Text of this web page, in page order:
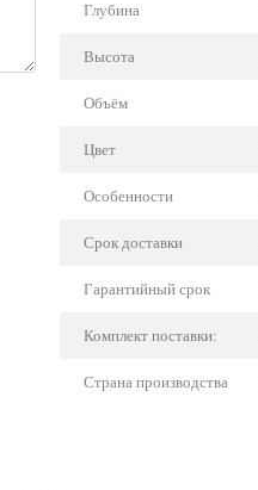
Глубина
Высота
Объём
Цвет
Особенности
Срок доставки
Гарантийный срок
Комплект поставки:
Страна производства